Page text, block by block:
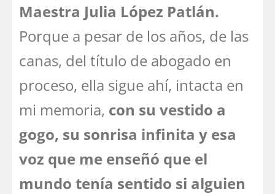
Maestra Julia López Patlán.
Porque a pesar de los años, de las
canas, del título de abogado en
proceso, ella sigue ahí, intacta en
mi memoria, con su vestido a
gogo, su sonrisa infinita y esa
voz que me enseñó que el
mundo tenía sentido si alguien